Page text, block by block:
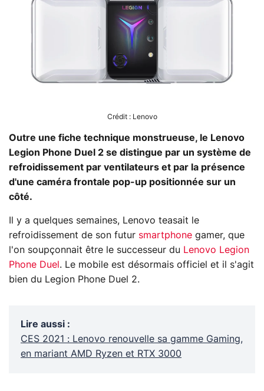
Crédit : Lenovo
Outre une fiche technique monstrueuse, le Lenovo
Legion Phone Duel 2 se distingue par un système de
refroidissement par ventilateurs et par la présence
d'une caméra frontale pop-up positionnée sur un
côté.
Il y a quelques semaines, Lenovo teasait le
refroidissement de son futur smartphone gamer, que
l'on soupçonnait être le successeur du Lenovo Legion
Phone Duel . Le mobile est désormais officiel et il s'agit
bien du Legion Phone Duel 2.
Lire aussi :
CES 2021 : Lenovo renouvelle sa gamme Gaming,
en mariant AMD Ryzen et RTX 3000